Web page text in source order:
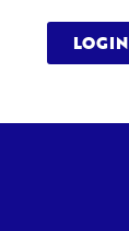
LOGIN